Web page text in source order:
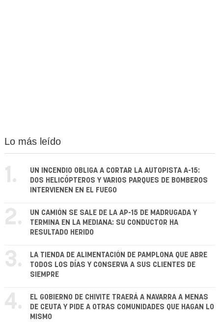
Lo más leído
1.
UN INCENDIO OBLIGA A CORTAR LA AUTOPISTA A-15:
DOS HELICÓPTEROS Y VARIOS PARQUES DE BOMBEROS
INTERVIENEN EN EL FUEGO
2.
UN CAMIÓN SE SALE DE LA AP-15 DE MADRUGADA Y
TERMINA EN LA MEDIANA: SU CONDUCTOR HA
RESULTADO HERIDO
3.
LA TIENDA DE ALIMENTACIÓN DE PAMPLONA QUE ABRE
TODOS LOS DÍAS Y CONSERVA A SUS CLIENTES DE
SIEMPRE
4.
EL GOBIERNO DE CHIVITE TRAERÁ A NAVARRA A MENAS
DE CEUTA Y PIDE A OTRAS COMUNIDADES QUE HAGAN LO
MISMO